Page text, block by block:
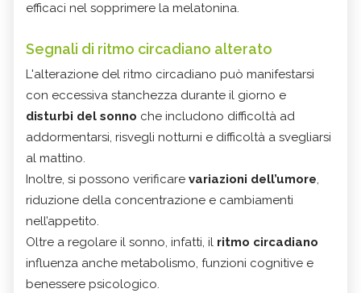
efficaci nel sopprimere la melatonina.
Segnali di ritmo circadiano alterato
L'alterazione del ritmo circadiano può manifestarsi
con eccessiva stanchezza durante il giorno e
disturbi del sonno che includono difficoltà ad
addormentarsi, risvegli notturni e difficoltà a svegliarsi
al mattino.
Inoltre, si possono verificare variazioni dell’umore,
riduzione della concentrazione e cambiamenti
nell’appetito.
Oltre a regolare il sonno, infatti, il ritmo circadiano
influenza anche metabolismo, funzioni cognitive e
benessere psicologico.